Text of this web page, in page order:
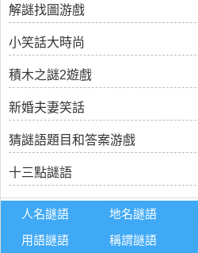
解謎找圖游戲
小笑話大時尚
積木之謎2遊戲
新婚夫妻笑話
猜謎語題目和答案游戲
十三點謎語
人名謎語 地名謎語
用語謎語
稱謂謎語